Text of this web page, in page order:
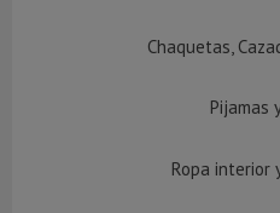
Chaquetas,
Pijamas
Ropa interior